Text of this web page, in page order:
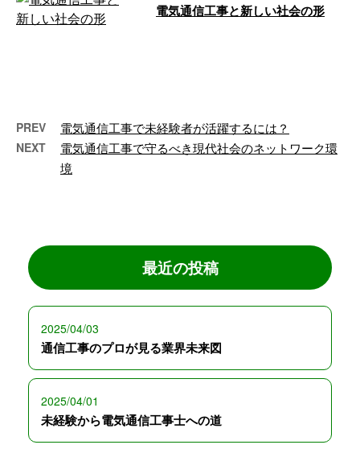
電気通信工事と新しい社会の形
PREV 電気通信工事で未経験者が活躍するには？
NEXT
電気通信工事で守るべき現代社会のネットワーク環
境
最近の投稿
2025/04/03
通信工事のプロが見る業界未来図
2025/04/01
未経験から電気通信工事士への道